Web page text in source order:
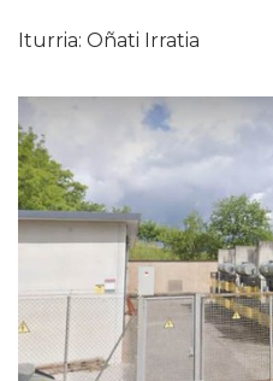
Iturria: Oñati Irratia